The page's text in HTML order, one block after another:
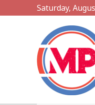
Saturday,